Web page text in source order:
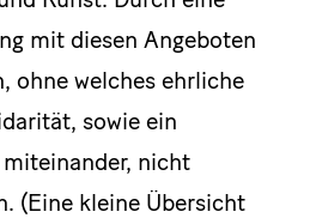
mit diesen Angeboten
ohne welches ehrliche
sowie ein
nicht
(Eine kleine Übersicht